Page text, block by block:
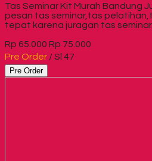
Tas Seminar Kit Murah Bandung
pesan tas seminar,tas
tepat karena juragan tas
Rp 65.000 Rp 75.000
Pre Order / Sl 47
Pre Order